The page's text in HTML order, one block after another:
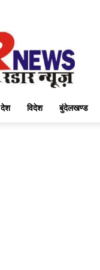
देश विदेश बुंदेलखण्ड